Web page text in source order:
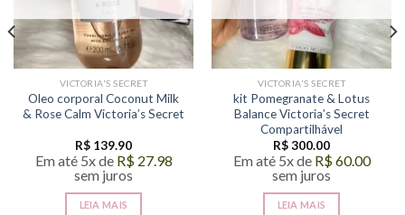
VICTORIA'S SECRET
Oleo corporal Coconut Milk
& Rose Calm Victoria’s Secret
R$ 139.90
Em até 5x de R$27.98
sem juros
LEIA MAIS
VICTORIA'S SECRET
kit Pomegranate & Lotus
Balance Victoria’s Secret
Compartilhável
R$300.00
Em até 5x de R$60.00
sem juros
LEIA MAIS